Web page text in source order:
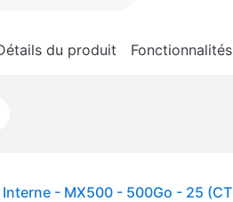
du produit Fonctionnalités